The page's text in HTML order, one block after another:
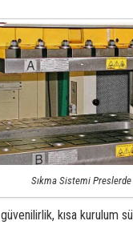
Sıkma Sistemi Preslerde
güvenilirlik, kısa kurulum